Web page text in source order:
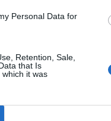
Personal Data for
Retention, Sale,
that Is
it was